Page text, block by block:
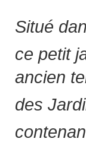
Situé
ce petit
ancien
des